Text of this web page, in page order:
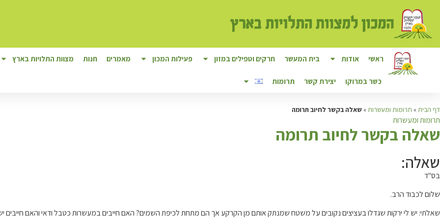
ראשי אודות בית המעשר חרקים וטפילים במזון פעילות המכון מאמרים חנות מצוות התלויות בארץ
כשר במרוקו יצירת קשר תרומות
דף הבית » תרומות ומעשרות » שאלה בקשר לחיוב תרומה
תרומות ומעשרות
שאלה בקשר לחיוב תרומה
שאלה:
בס"ד
שלום לכבוד הרב.
שאלתי: יש לי ירקות שגדלו בעציצים נקובים על משטח שמנתק אותם מן הקרקע אך הם מתחת לכיפת השמים? האם חייבים במעשרות כטבל ודאי והאם חייבים